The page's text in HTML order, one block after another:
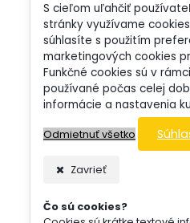
S cieľom uľahčiť
stránky využívame
súhlasíte s použitím
marketingových cookies
Funkčné cookies sú v
používané počas celej
informácie a nastavenia
Odmietnuť všetko
Zavrieť
Čo sú cookies?